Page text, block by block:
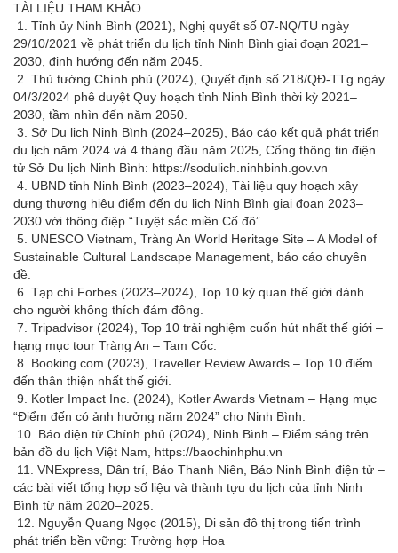
TÀI LIỆU THAM KHẢO
1. Tỉnh ủy Ninh Bình (2021), Nghị quyết số 07-NQ/TU ngày
29/10/2021 về phát triển du lịch tỉnh Ninh Bình giai đoạn 2021–
2030, định hướng đến năm 2045.
2. Thủ tướng Chính phủ (2024), Quyết định số 218/QĐ-TTg ngày
04/3/2024 phê duyệt Quy hoạch tỉnh Ninh Bình thời kỳ 2021–
2030, tầm nhìn đến năm 2050.
3. Sở Du lịch Ninh Bình (2024–2025), Báo cáo kết quả phát triển
du lịch năm 2024 và 4 tháng đầu năm 2025, Cổng thông tin điện
tử Sở Du lịch Ninh Bình: https://sodulich.ninhbinh.gov.vn
4. UBND tỉnh Ninh Bình (2023–2024), Tài liệu quy hoạch xây
dựng thương hiệu điểm đến du lịch Ninh Bình giai đoạn 2023–
2030 với thông điệp “Tuyệt sắc miền Cố đô”.
5. UNESCO Vietnam, Tràng An World Heritage Site – A Model of
Sustainable Cultural Landscape Management, báo cáo chuyên
đề.
6. Tạp chí Forbes (2023–2024), Top 10 kỳ quan thế giới dành
cho người không thích đám đông.
7. Tripadvisor (2024), Top 10 trải nghiệm cuốn hút nhất thế giới –
hạng mục tour Tràng An – Tam Cốc.
8. Booking.com (2023), Traveller Review Awards – Top 10 điểm
đến thân thiện nhất thế giới.
9. Kotler Impact Inc. (2024), Kotler Awards Vietnam – Hạng mục
“Điểm đến có ảnh hưởng năm 2024” cho Ninh Bình.
10. Báo điện tử Chính phủ (2024), Ninh Bình – Điểm sáng trên
bản đồ du lịch Việt Nam, https://baochinhphu.vn
11. VNExpress, Dân trí, Báo Thanh Niên, Báo Ninh Bình điện tử –
các bài viết tổng hợp số liệu và thành tựu du lịch của tỉnh Ninh
Bình từ năm 2020–2025.
12. Nguyễn Quang Ngọc (2015), Di sản đô thị trong tiến trình
phát triển bền vững: Trường hợp Hoa